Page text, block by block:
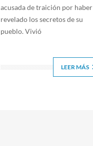
acusada de traición por haber
revelado los secretos de su
pueblo. Vivió
LEER MÁS